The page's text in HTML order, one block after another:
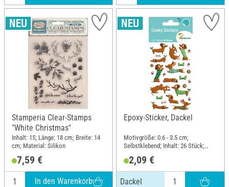
Stamperia Clear-Stamps
"White Christmas"
Inhalt: 15; Länge: 18 cm; Breite: 14
cm; Material: Silikon
7,59 €
In den Warenkorb
Epoxy-Sticker, Dackel
Motivgröße: 0.6 - 3.5 cm;
Selbstklebend; Inhalt: 26 Stück;
Material: Kunstharz
2,09 €
Dackel